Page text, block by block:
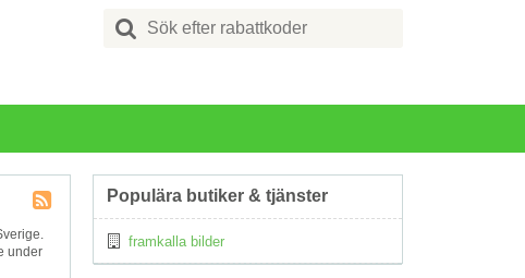
Search
for:
Tagg
under
Populära butiker & tjänster
framkalla bilder